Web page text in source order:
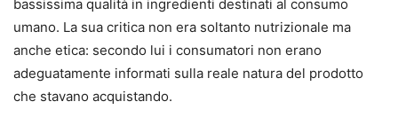
bassissima qualità in ingredienti destinati al consumo
umano. La sua critica non era soltanto nutrizionale ma
anche etica: secondo lui i consumatori non erano
adeguatamente informati sulla reale natura del prodotto
che stavano acquistando.